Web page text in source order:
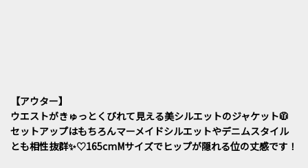
【アウター】
ウエストがきゅっとくびれて見える美シルエットのジャケット🧥
セットアップはもちろんマーメイドシルエットやデニムスタイル
とも相性抜群✨♡165cmMサイズでヒップが隠れる位の丈感です！